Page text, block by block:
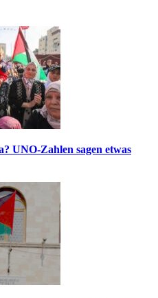
UNO-Zahlen sagen etwas